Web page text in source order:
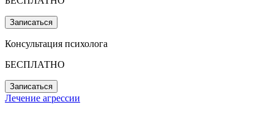
Записаться
Консультация психолога
БЕСПЛАТНО
Записаться
Лечение агрессии